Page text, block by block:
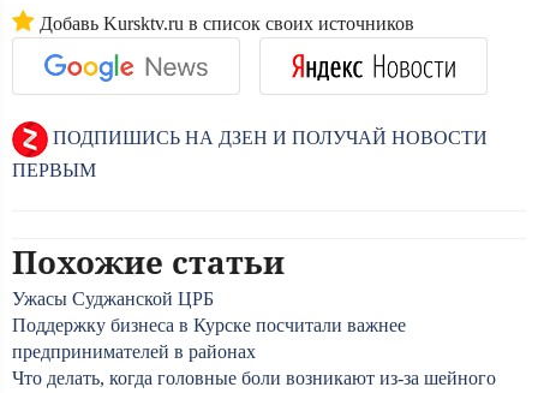
Добавь Kursktv.ru в список своих источников
ПОДПИШИСЬ НА ДЗЕН И ПОЛУЧАЙ НОВОСТИ
ПЕРВЫМ
Похожие статьи
Ужасы Суджанской ЦРБ
Поддержку бизнеса в Курске посчитали важнее
предпринимателей в районах
Что делать, когда головные боли возникают из-за шейного